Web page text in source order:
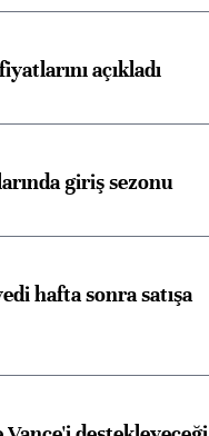
açıkladı
giriş sezonu
hafta sonra satışa